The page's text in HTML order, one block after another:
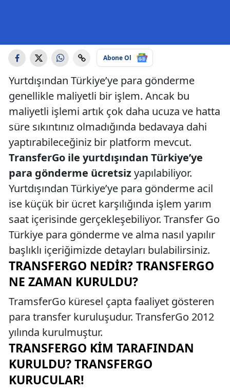
Abone Ol
Yurtdışından Türkiye’ye para gönderme
genellikle maliyetli bir işlem. Ancak bu
maliyetli işlemi artık çok daha ucuza ve hatta
süre sıkıntınız olmadığında bedavaya dahi
yaptırabileceğiniz bir platform mevcut.
TransferGo ile yurtdışından Türkiye’ye
para gönderme ücretsizyapılabiliyor.
Yurtdışından Türkiye’ye para gönderme acil
ise küçük bir ücret karşılığında işlem yarım
saat içerisinde gerçekleşebiliyor. Transfer Go
Türkiye para gönderme ve alma nasıl yapılır
başlıklı içeriğimizde detayları bulabilirsiniz.
TRANSFERGO NEDIR? TRANSFERGO
NE ZAMAN KURULDU?
TramsferGo küresel çapta faaliyet gösteren
para transfer kuruluşudur. TransferGo 2012
yılında kurulmuştur.
TRANSFERGO KIM TARAFINDAN
KURULDU? TRANSFERGO
KURUCULAR!